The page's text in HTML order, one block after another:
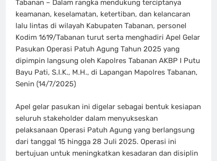
Tabanan – Dalam rangka mendukung terciptanya
keamanan, keselamatan, ketertiban, dan kelancaran
lalu lintas di wilayah Kabupaten Tabanan, personel
Kodim 1619/Tabanan turut serta menghadiri Apel Gelar
Pasukan Operasi Patuh Agung Tahun 2025 yang
dipimpin langsung oleh Kapolres Tabanan AKBP I Putu
Bayu Pati, S.I.K., M.H., di Lapangan Mapolres Tabanan,
Senin (14/7/2025)
Apel gelar pasukan ini digelar sebagai bentuk kesiapan
seluruh stakeholder dalam menyukseskan
pelaksanaan Operasi Patuh Agung yang berlangsung
dari tanggal 15 hingga 28 Juli 2025. Operasi ini
bertujuan untuk meningkatkan kesadaran dan disiplin